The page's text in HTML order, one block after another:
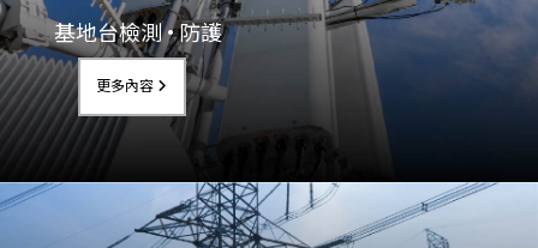
基地台檢測 • 防護
更多內容